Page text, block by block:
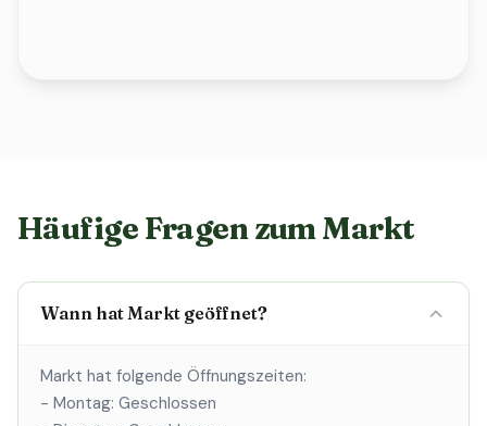
Häufige Fragen zum Markt
Wann hat Markt geöffnet?
Markt hat folgende Öffnungszeiten:
- Montag: Geschlossen